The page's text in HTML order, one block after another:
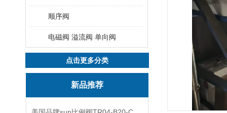
顺序阀
电磁阀 溢流阀 单向阀
点击更多分类
新品推荐